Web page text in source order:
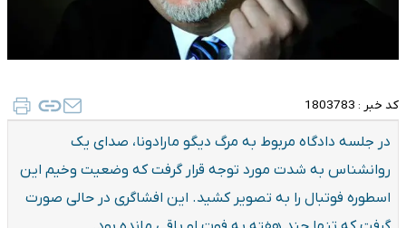
کد خبر : 1803783
در جلسه دادگاه مربوط به مرگ دیگو مارادونا، صدای یک
روانشناس به شدت مورد توجه قرار گرفت که وضعیت وخیم این
اسطوره فوتبال را به تصویر کشید. این افشاگری در حالی صورت